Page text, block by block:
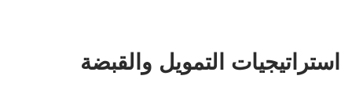
استراتيجيات التمويل والقبضة